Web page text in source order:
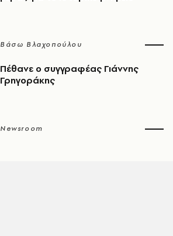
Βάσω Βλαχοπούλου
Πέθανε ο συγγραφέας Γιάννης
Γρηγοράκης
Newsroom